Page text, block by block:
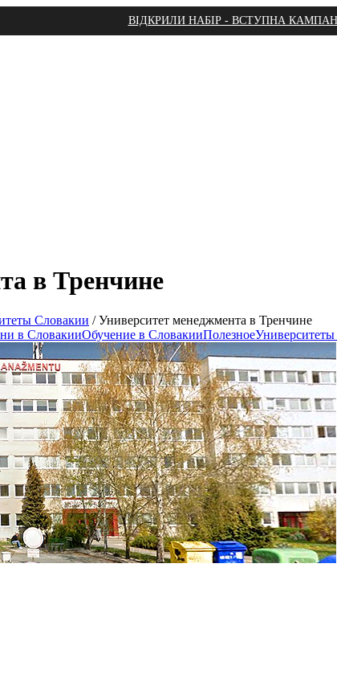
ВІДКРИЛИ НАБІР - ВСТУПНА
в Тренчине
Словакии /Университет менеджмента в Тренчине
в СловакииОбучение в СловакииПолезное